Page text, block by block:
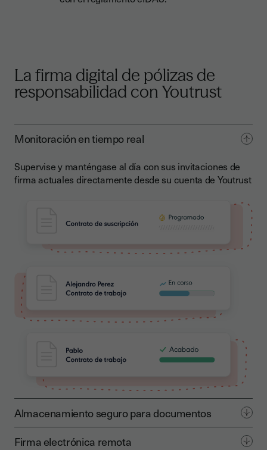
La firma digital de pólizas de
responsabilidad con Youtrust
Monitoración en tiempo real
Supervise y manténgase al día con sus invitaciones de
firma actuales directamente desde su cuenta de Youtrust
Almacenamiento seguro para documentos
Firma electrónica remota